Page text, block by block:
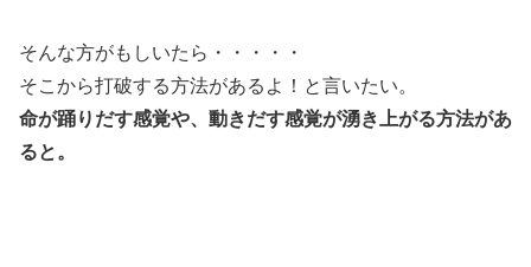
そんな方がもしいたら・・・・・
そこから打破する方法があるよ！と言いたい。
命が踊りだす感覚や、動きだす感覚が湧き上がる方法があ
ると。